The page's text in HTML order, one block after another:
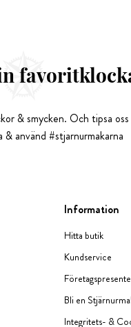
& smycken. Och tipsa
& använd #stjarnurmakarna
Information
Hitta butik
Kundservice
Bli en
Integritets- &